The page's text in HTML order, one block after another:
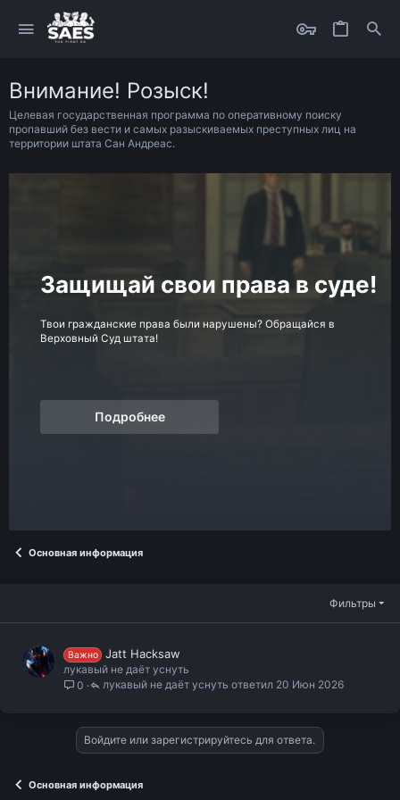
Внимание! Розыск!
Целевая государственная программа по оперативному поиску
пропавший без вести и самых разыскиваемых преступных лиц на
территории штата Сан Андреас.
Защищай свои права в суде!
Твои гражданские права были нарушены? Обращайся в
Верховный Суд штата!
Подробнее
Основная информация
Фильтры
Важно Jatt Hacksaw
лукавый не даёт уснуть
0
20 Июн 2026
лукавый не даёт уснуть
Войдите или зарегистрируйтесь для ответа.
Основная информация